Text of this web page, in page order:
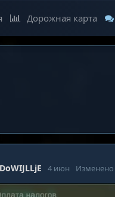
Дорожная карта
4 июн Изменено